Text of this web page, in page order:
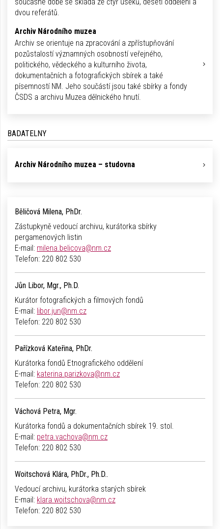
dvou referátů.
Archiv Národního muzea
Archiv se orientuje na zpracování a zpřístupňování
pozůstalostí významných osobností veřejného,
politického, vědeckého a kulturního života,
dokumentačních a fotografických sbírek a také
písemností NM. Jeho součástí jsou také sbírky a fondy
ČSDS a archivu Muzea dělnického hnutí.
BADATELNY
Archiv Národního muzea – studovna
Běličová Milena, PhDr.
Zástupkyně vedoucí archivu, kurátorka sbírky
pergamenových listin
E-mail: milena.belicova@nm.cz
Telefon: 220 802 530
Jůn Libor, Mgr., Ph.D.
Kurátor fotografických a filmových fondů
E-mail: libor.jun@nm.cz
Telefon: 220 802 530
Pařízková Kateřina, PhDr.
Kurátorka fondů Etnografického oddělení
E-mail: katerina.parizkova@nm.cz
Telefon: 220 802 530
Váchová Petra, Mgr.
Kurátorka fondů a dokumentačních sbírek 19. stol.
E-mail: petra.vachova@nm.cz
Telefon: 220 802 530
Woitschová Klára, PhDr., Ph.D..
Vedoucí archivu, kurátorka starých sbírek
E-mail: klara.woitschova@nm.cz
Telefon: 220 802 530